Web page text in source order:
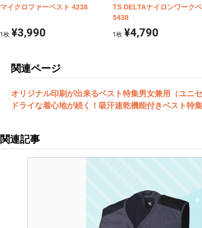
マイクロファーベスト 4238
1 枚 ¥3,990
TS DELTAナイロンワーク
5438
1 枚 ¥4,790
関連ページ
オリジナル印刷が出来るベスト特集男女兼用（ユニ
ドライな着心地が続く！吸汗速乾機能付きベスト特集
関連記事